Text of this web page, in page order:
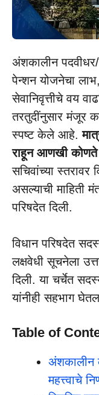
अंशकालीन पदवीधर/
पेन्शन योजनेचा
सेवानिवृत्तीचे वय
तरतुदींनुसार मंजूर
स्पष्ट केले आहे.
राहून आणखी कोणते
सचिवांच्या स्तरावर
असल्याची माहिती
परिषदेत दिली.
विधान परिषदेत
लक्षवेधी सूचनेला
दिली. या चर्चेत
यांनीही सहभाग
Table of
अंशकालीन
महत्त्वाचे